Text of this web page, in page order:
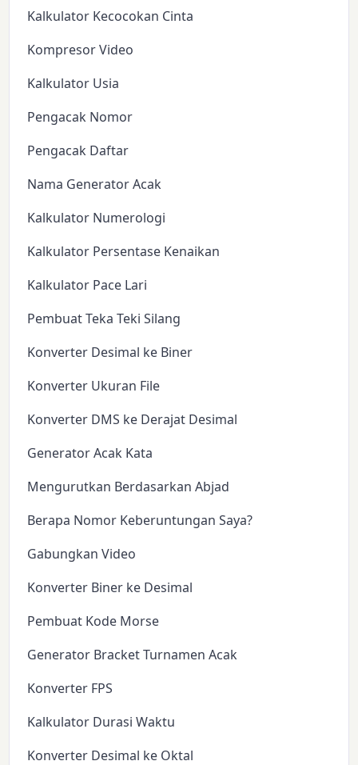
Kalkulator Kecocokan Cinta
Kompresor Video
Kalkulator Usia
Pengacak Nomor
Pengacak Daftar
Nama Generator Acak
Kalkulator Numerologi
Kalkulator Persentase Kenaikan
Kalkulator Pace Lari
Pembuat Teka Teki Silang
Konverter Desimal ke Biner
Konverter Ukuran File
Konverter DMS ke Derajat Desimal
Generator Acak Kata
Mengurutkan Berdasarkan Abjad
Berapa Nomor Keberuntungan Saya?
Gabungkan Video
Konverter Biner ke Desimal
Pembuat Kode Morse
Generator Bracket Turnamen Acak
Konverter FPS
Kalkulator Durasi Waktu
Konverter Desimal ke Oktal